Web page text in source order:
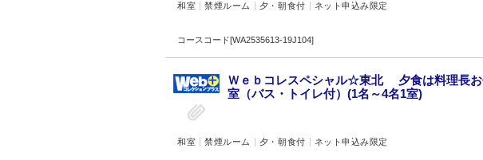
和室 禁煙ルーム 夕・朝食付 ネット申込み限定
コースコード[WA2535613-19J104]
Ｗｅｂコレスペシャル☆東北 夕食は料理長
室（バス・トイレ付）(1名～4名1室)
和室 禁煙ルーム 夕・朝食付 ネット申込み限定